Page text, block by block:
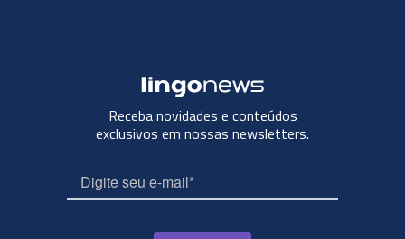
Receba novidades e conteúdos
exclusivos em nossas newsletters.